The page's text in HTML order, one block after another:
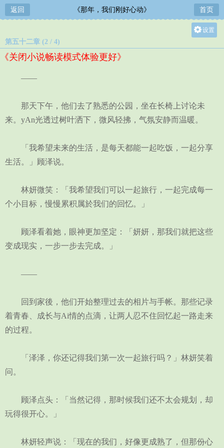
返回 《那年，我们刚好心动》 首页
设置
第五十二章 (2 / 4)
《关闭小说畅读模式体验更好》
——
那天下午，他们去了熟悉的公园，坐在长椅上讨论未
来。yAn光透过树叶洒下，微风轻拂，气氛安静而温暖。
「我希望未来的生活，是每天都能一起吃饭，一起分享
生活。」顾泽说。
林妍微笑：「我希望我们可以一起旅行，一起完成每一
个小目标，慢慢累积属於我们的回忆。」
顾泽看着她，眼神更加坚定：「妍妍，那我们就把这些
变成现实，一步一步去完成。」
——
回到家後，他们开始整理过去的相片与手帐。那些记录
着青春、成长与Ai情的点滴，让两人忍不住回忆起一路走来
的过程。
「泽泽，你还记得我们第一次一起旅行吗？」林妍笑着
问。
顾泽点头：「当然记得，那时候我们还不太会规划，却
玩得很开心。」
林妍轻声说：「现在的我们，好像更成熟了，但那份心